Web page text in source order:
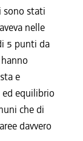
sono stati
nelle
5 punti da
e
equilibrio
che di
davvero